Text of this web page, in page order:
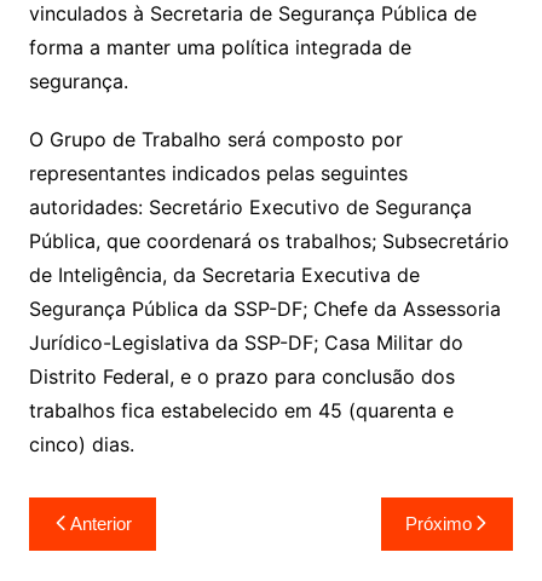
vinculados à Secretaria de Segurança Pública de
forma a manter uma política integrada de
segurança.
O Grupo de Trabalho será composto por
representantes indicados pelas seguintes
autoridades: Secretário Executivo de Segurança
Pública, que coordenará os trabalhos; Subsecretário
de Inteligência, da Secretaria Executiva de
Segurança Pública da SSP-DF; Chefe da Assessoria
Jurídico-Legislativa da SSP-DF; Casa Militar do
Distrito Federal, e o prazo para conclusão dos
trabalhos fica estabelecido em 45 (quarenta e
cinco) dias.
Navegação
de
Anterior Próximo